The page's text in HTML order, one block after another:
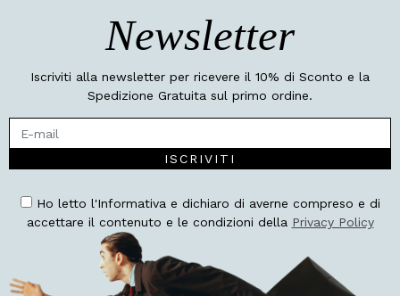
Newsletter
Iscriviti alla newsletter per ricevere il 10% di Sconto e la
Spedizione Gratuita sul primo ordine.
ISCRIVITI
Ho letto l'Informativa e dichiaro di averne compreso e di
accettare il contenuto e le condizioni della Privacy Policy